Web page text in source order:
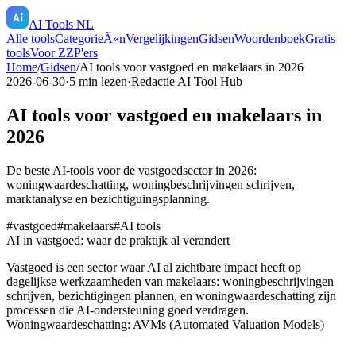
AI Tools NL
Alle toolsCategorieÃ«nVergelijkingenGidsenWoordenboekGratis
toolsVoor ZZP'ers
Home/Gidsen/AI tools voor vastgoed en makelaars in 2026
2026-06-30·5 min lezen·Redactie AI Tool Hub
AI tools voor vastgoed en makelaars in
2026
De beste AI-tools voor de vastgoedsector in 2026:
woningwaardeschatting, woningbeschrijvingen schrijven,
marktanalyse en bezichtiguingsplanning.
#vastgoed#makelaars#AI tools
AI in vastgoed: waar de praktijk al verandert
Vastgoed is een sector waar AI al zichtbare impact heeft op
dagelijkse werkzaamheden van makelaars: woningbeschrijvingen
schrijven, bezichtigingen plannen, en woningwaardeschatting zijn
processen die AI-ondersteuning goed verdragen.
Woningwaardeschatting: AVMs (Automated Valuation Models)